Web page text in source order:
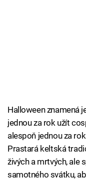
Halloween znamená
jednou za rok užít
alespoň jednou za
Prastará keltská
živých a mrtvých, ale
samotného svátku,